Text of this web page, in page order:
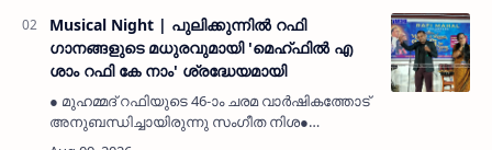
Musical Night | പുലിക്കുന്നിൽ റഫി
ഗാനങ്ങളുടെ മധുരവുമായി 'മെഹ്ഫിൽ എ
ശാം റഫി കേ നാം' ശ്രദ്ധേയമായി
● മുഹമ്മദ് റഫിയുടെ 46-ാം ചരമ വാർഷികത്തോട്
അനുബന്ധിച്ചായിരുന്നു സംഗീത നിശ●